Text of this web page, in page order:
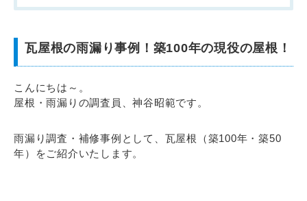
瓦屋根の雨漏り事例！築100年の現役の屋根！
こんにちは～。
屋根・雨漏りの調査員、神谷昭範です。
雨漏り調査・補修事例として、瓦屋根（築100年・築50
年）をご紹介いたします。